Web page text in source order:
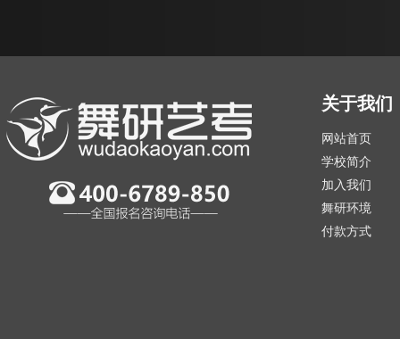
关于我们
网站首页
学校简介
加入我们
舞研环境
付款方式